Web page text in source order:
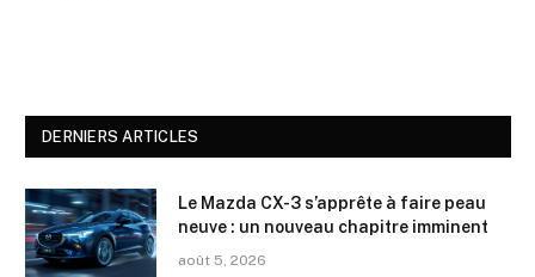
DERNIERS ARTICLES
Le Mazda CX-3 s’apprête à faire peau
neuve : un nouveau chapitre imminent
août 5, 2026